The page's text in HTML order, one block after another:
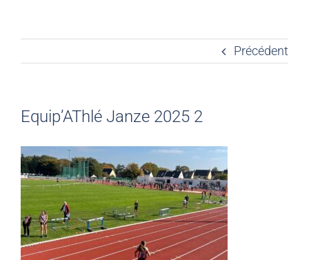
Précédent
Equip’AThlé Janze 2025 2